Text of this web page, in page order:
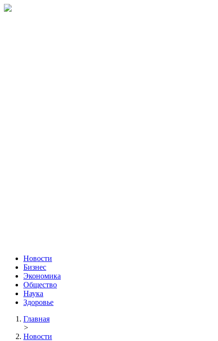
Новости
Бизнес
Экономика
Общество
Наука
Здоровье
Главная
>
Новости